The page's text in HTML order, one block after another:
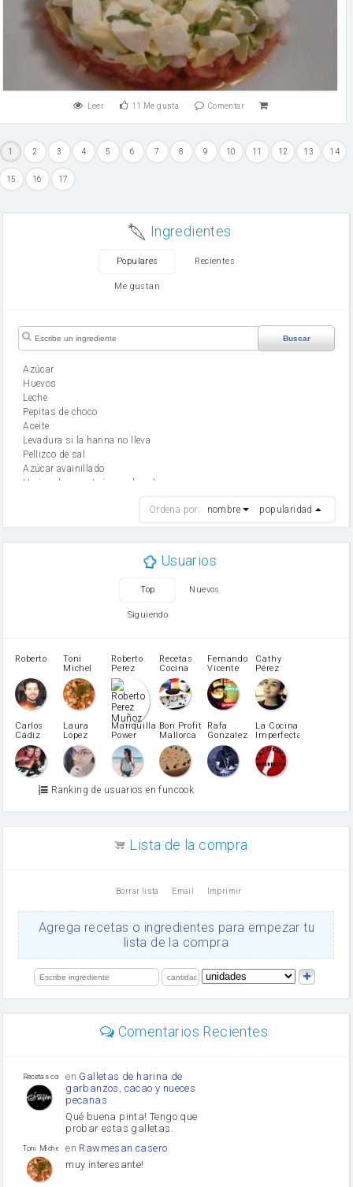
Leer 11 Me gusta Comentar
1 2 3 4 5 6 7 8 9 10 11 12 13 14
15 16 17
Ingredientes
Populares Recientes
Me gustan
Buscar
Azúcar
huevos
leche
Pepitas de choco
aceite
Levadura si la harina no lleva
Pellizco de sal
Azúcar avainillado
Harina de reposteria con levadura
mantequilla
Harina para bizcocho
patatas
pimiento rojo
Pimentón
pimiento verde
miel
vino blanco
Azúcar glass
Azúcar moreno
Zumo de limón
arroz
Ajos
Levadura
limón
Ordena por: nombre popularidad
Usuarios
Top Nuevos
Siguiendo
Roberto
Toni
Michel
Caubet
Roberto
Perez
Muñoz
Recetas
Cocina
Fernando
Vicente
Cathy
Pérez
Carlos
Cádiz
Laura
López
Martínez
Mariquilla
Power
Bon Profit
Mallorca
Rafa
Gonzalez
La Cocina
Imperfecta
Ranking de usuarios en funcook
Lista de la compra
Borrar lista Email Imprimir
Agrega recetas o ingredientes para empezar tu
lista de la compra
Comentarios Recientes
Recetas con sazon
en Galletas de harina de
garbanzos, cacao y nueces
pecanas
Qué buena pinta! Tengo que
probar estas galletas.
Toni Michel Caubet
en Rawmesan casero
muy interesante!